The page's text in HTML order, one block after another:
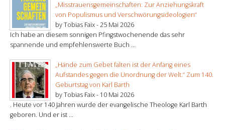
„Misstrauensgemeinschaften: Zur Anziehungskraft
von Populismus und Verschwörungsideologien“
by Tobias Faix -25 Mai 2026
Ich habe an diesem sonnigen Pfingstwochenende das sehr
spannende und empfehlenswerte Buch ...
„Hände zum Gebet falten ist der Anfang eines
Aufstandes gegen die Unordnung der Welt.“ Zum 140.
Geburtstag von Karl Barth
by Tobias Faix - 10 Mai 2026
. Heute vor 140 Jahren wurde der evangelische Theologe Karl Barth
geboren. Und er ist ...